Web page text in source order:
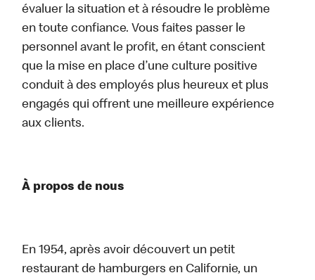
évaluer la situation et à résoudre le problème
en toute confiance. Vous faites passer le
personnel avant le profit, en étant conscient
que la mise en place d’une culture positive
conduit à des employés plus heureux et plus
engagés qui offrent une meilleure expérience
aux clients.
À propos de nous
En 1954, après avoir découvert un petit
restaurant de hamburgers en Californie, un